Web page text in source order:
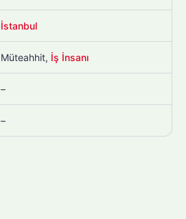
İstanbul
Müteahhit, İş İnsanı
–
–